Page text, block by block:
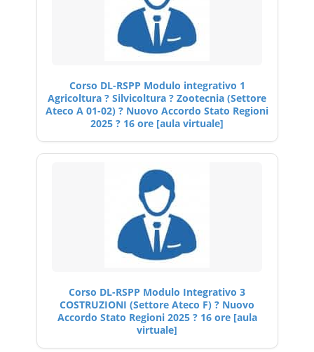
Corso DL-RSPP Modulo integrativo 1
Agricoltura ? Silvicoltura ? Zootecnia (Settore
Ateco A 01-02) ? Nuovo Accordo Stato Regioni
2025 ? 16 ore [aula virtuale]
Corso DL-RSPP Modulo Integrativo 3
COSTRUZIONI (Settore Ateco F) ? Nuovo
Accordo Stato Regioni 2025 ? 16 ore [aula
virtuale]